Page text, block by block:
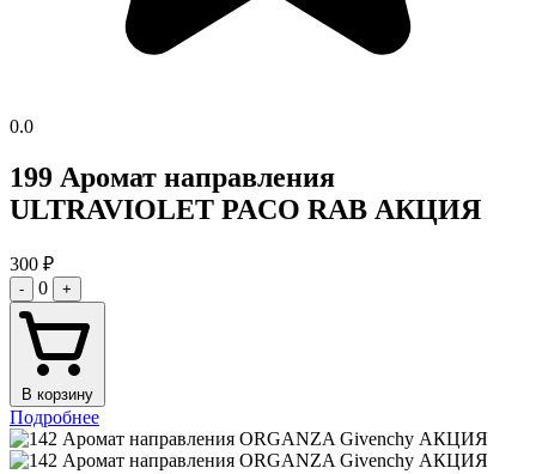
0.0
199 Аромат направления
ULTRAVIOLET PACO RAB АКЦИЯ
300 ₽
- 0 +
В корзину
Подробнее